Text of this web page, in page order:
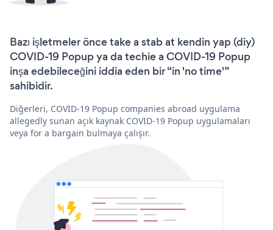
Bazı işletmeler önce take a stab at kendin yap (diy)
COVID-19 Popup ya da techie a COVID-19 Popup
inşa edebileceğini iddia eden bir “in 'no time'”
sahibidir.
Diğerleri, COVID-19 Popup companies abroad uygulama
allegedly sunan açık kaynak COVID-19 Popup uygulamaları
veya for a bargain bulmaya çalışır.